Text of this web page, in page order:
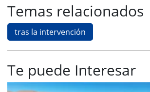
Temas relacionados
tras la intervención
Te puede Interesar